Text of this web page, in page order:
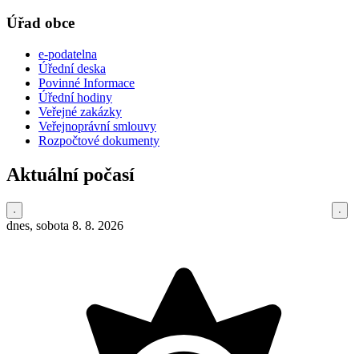
Úřad obce
e-podatelna
Úřední deska
Povinné Informace
Úřední hodiny
Veřejné zakázky
Veřejnoprávní smlouvy
Rozpočtové dokumenty
Aktuální počasí
dnes, sobota 8. 8. 2026